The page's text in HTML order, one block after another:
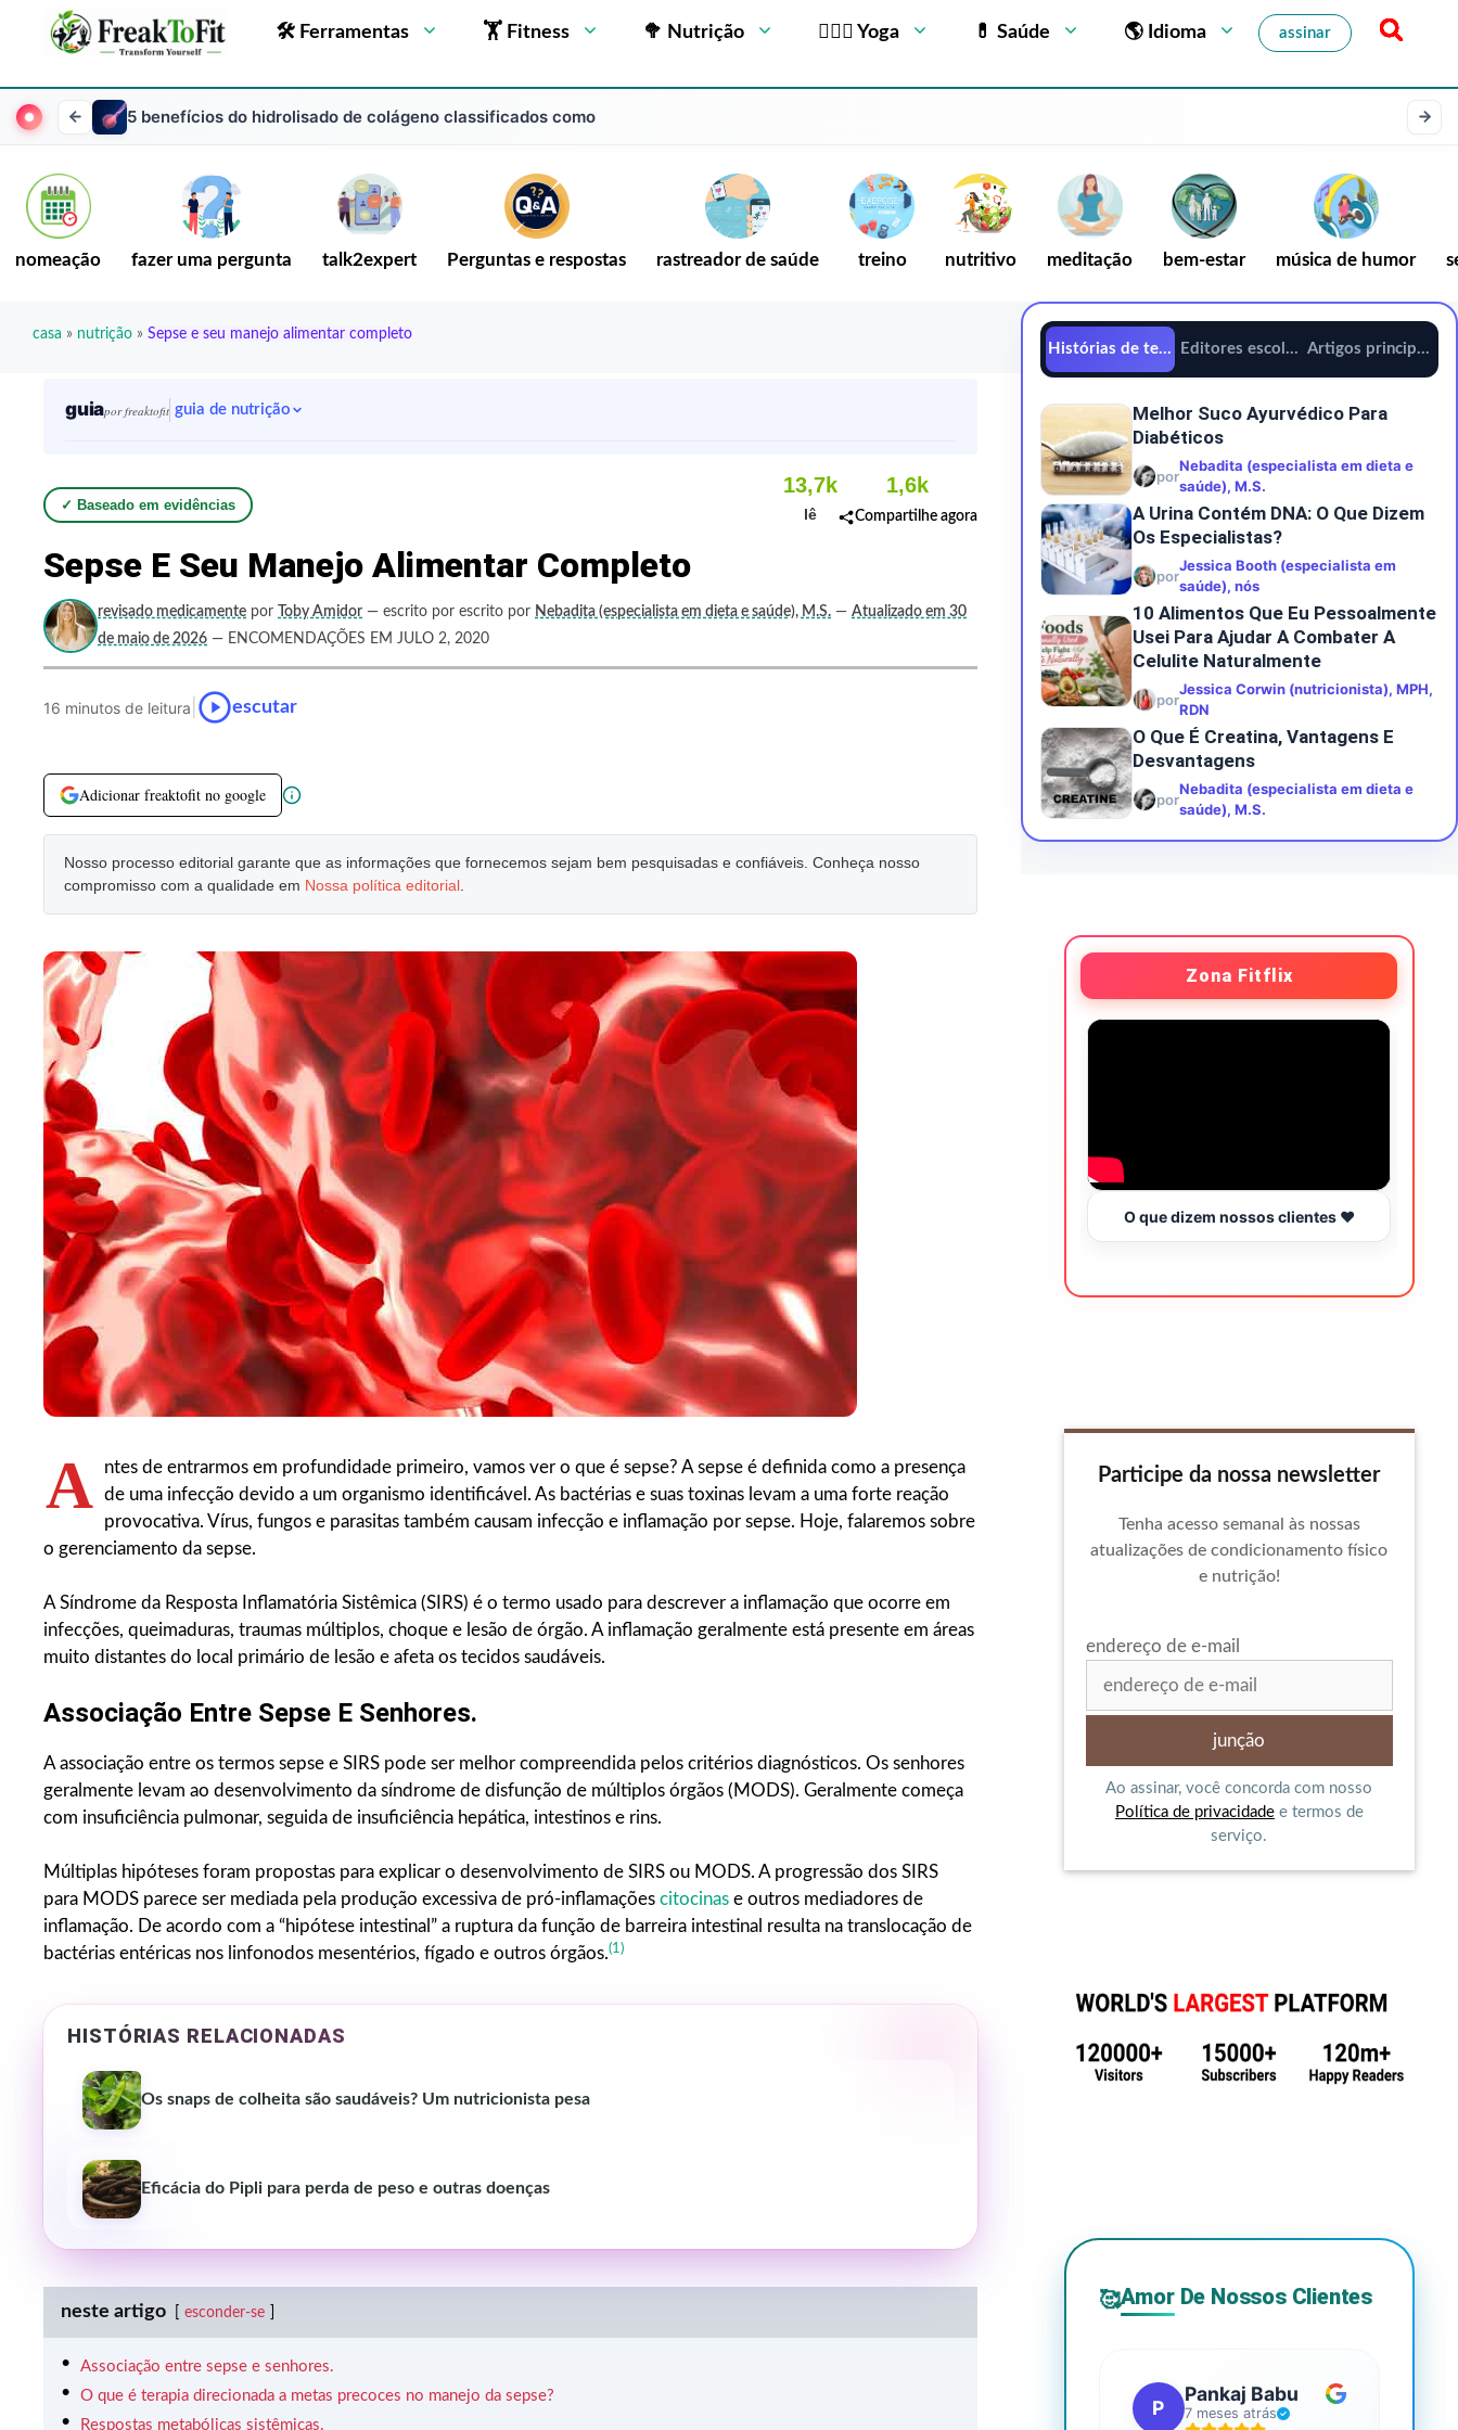
🛠 Ferramentas 🏋 Fitness 🥦 Nutrição 🧘🏻‍♂️ Yoga 💊 Saúde 🌎 Idioma assinar
5 benefícios do hidrolisado de colágeno classificados como
nomeação fazer uma pergunta talk2expert Perguntas e respostas rastreador de saúde treino nutritivo meditação bem-estar música de humor
casa » nutrição » Sepse e seu manejo alimentar completo
guiapor freaktofit guia de nutrição
✓ Baseado em evidências
13,7k
lê
1,6k
Compartilhe agora
Sepse E Seu Manejo Alimentar Completo
revisado medicamente por Toby Amidor — escrito por escrito por Nebadita (especialista em dieta e saúde), M.S. — Atualizado em 30
de maio de 2026 — ENCOMENDAÇÕES EM JULO 2, 2020
16 minutos de leitura escutar
Adicionar freaktofit no google
Nosso processo editorial garante que as informações que fornecemos sejam bem pesquisadas e confiáveis. Conheça nosso
compromisso com a qualidade em Nossa política editorial
A
ntes de entrarmos em profundidade primeiro, vamos ver o que é sepse? A sepse é definida como a presença
de uma infecção devido a um organismo identificável. As bactérias e suas toxinas levam a uma forte reação
provocativa. Vírus, fungos e parasitas também causam infecção e inflamação por sepse. Hoje, falaremos sobre
o gerenciamento da sepse.
A Síndrome da Resposta Inflamatória Sistêmica (SIRS) é o termo usado para descrever a inflamação que ocorre em
infecções, queimaduras, traumas múltiplos, choque e lesão de órgão. A inflamação geralmente está presente em áreas
muito distantes do local primário de lesão e afeta os tecidos saudáveis.
Associação Entre Sepse E Senhores.
A associação entre os termos sepse e SIRS pode ser melhor compreendida pelos critérios diagnósticos. Os senhores
geralmente levam ao desenvolvimento da síndrome de disfunção de múltiplos órgãos (MODS). Geralmente começa
com insuficiência pulmonar, seguida de insuficiência hepática, intestinos e rins.
Múltiplas hipóteses foram propostas para explicar o desenvolvimento de SIRS ou MODS. A progressão dos SIRS
para MODS parece ser mediada pela produção excessiva de pró-inflamações citocinas e outros mediadores de
inflamação. De acordo com a “hipótese intestinal” a ruptura da função de barreira intestinal resulta na translocação de
bactérias entéricas nos linfonodos mesentérios, fígado e outros órgãos.(1)
HISTÓRIAS RELACIONADAS
Os snaps de colheita são saudáveis? Um nutricionista pesa
Eficácia do Pipli para perda de peso e outras doenças
neste artigo esconder-se
Associação entre sepse e senhores.
O que é terapia direcionada a metas precoces no manejo da sepse?
Respostas metabólicas sistêmicas.
Histórias de tendênciasEditores escolhemArtigos principais
Melhor Suco Ayurvédico Para
Diabéticos
por
Nebadita (especialista em dieta e
saúde), M.S.
A Urina Contém DNA: O Que Dizem
Os Especialistas?
por
Jessica Booth (especialista em
saúde), nós
10 Alimentos Que Eu Pessoalmente
Usei Para Ajudar A Combater A
Celulite Naturalmente
por
Jessica Corwin (nutricionista), MPH,
RDN
O Que É Creatina, Vantagens E
Desvantagens
por
Nebadita (especialista em dieta e
saúde), M.S.
Zona Fitflix
O que dizem nossos clientes ❤️
Participe da nossa newsletter
Tenha acesso semanal às nossas
atualizações de condicionamento físico
e nutrição!
endereço de e-mail
Ao assinar, você concorda com nosso
Política de privacidadee termos de
serviço.
🥰Amor De Nossos Clientes
P
Pankaj Babu
7 meses atrás